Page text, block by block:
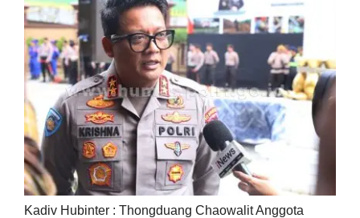
Kadiv Hubinter : Thongduang Chaowalit Anggota